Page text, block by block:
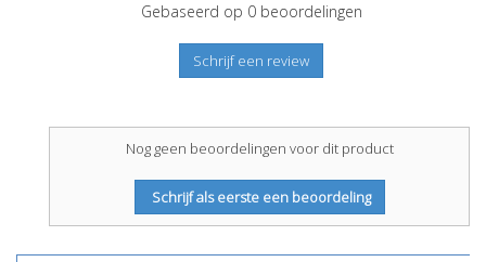
Gebaseerd op 0beoordelingen
Schrijf een review
Nog geen beoordelingen voor dit product
Schrijf als eerste een beoordeling